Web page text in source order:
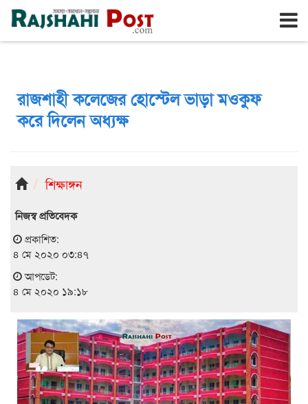
রাজশাহী শুক্রবার, ৭ই আগস্ট ২০২৬, ২৪শে শ্রাবণ ১৪৩৩
রাজশাহী কলেজের হোস্টেল ভাড়া মওকুফ
করে দিলেন অধ্যক্ষ
শিক্ষাঙ্গন
নিজস্ব প্রতিবেদক
প্রকাশিত:
৪ মে ২০২০ ০৩:৪৭
আপডেট:
৪ মে ২০২০ ১৯:১৮